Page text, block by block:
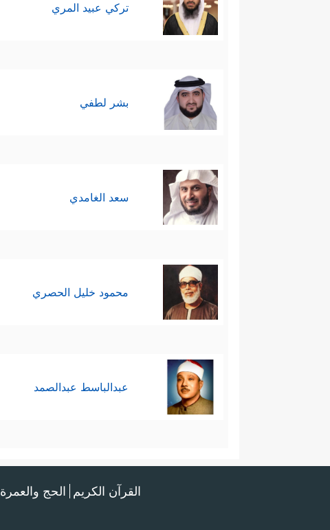
تركي عبيد المري
بشر لطفي
سعد الغامدي
محمود خليل الحصري
عبدالباسط عبدالصمد
القرآن الكريم الحج والعمرة